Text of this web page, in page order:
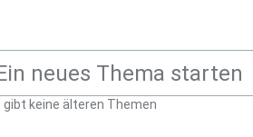
gibt keine älteren Themen